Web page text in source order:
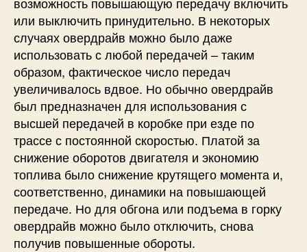
или выключить принудительно. В некоторых
случаях овердрайв можно было даже
использовать с любой передачей – таким
образом, фактическое число передач
увеличивалось вдвое. Но обычно овердрайв
был предназначен для использования с
высшей передачей в коробке при езде по
трассе с постоянной скоростью. Платой за
снижение оборотов двигателя и экономию
топлива было снижение крутящего момента и,
соответственно, динамики на повышающей
передаче. Но для обгона или подъема в горку
овердрайв можно было отключить, снова
получив повышенные обороты.